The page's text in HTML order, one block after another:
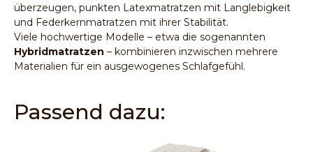
überzeugen, punkten Latexmatratzen mit Langlebigkeit
und Federkernmatratzen mit ihrer Stabilität.
Viele hochwertige Modelle – etwa die sogenannten
Hybridmatratzen – kombinieren inzwischen mehrere
Materialien für ein ausgewogenes Schlafgefühl.
Passend dazu: